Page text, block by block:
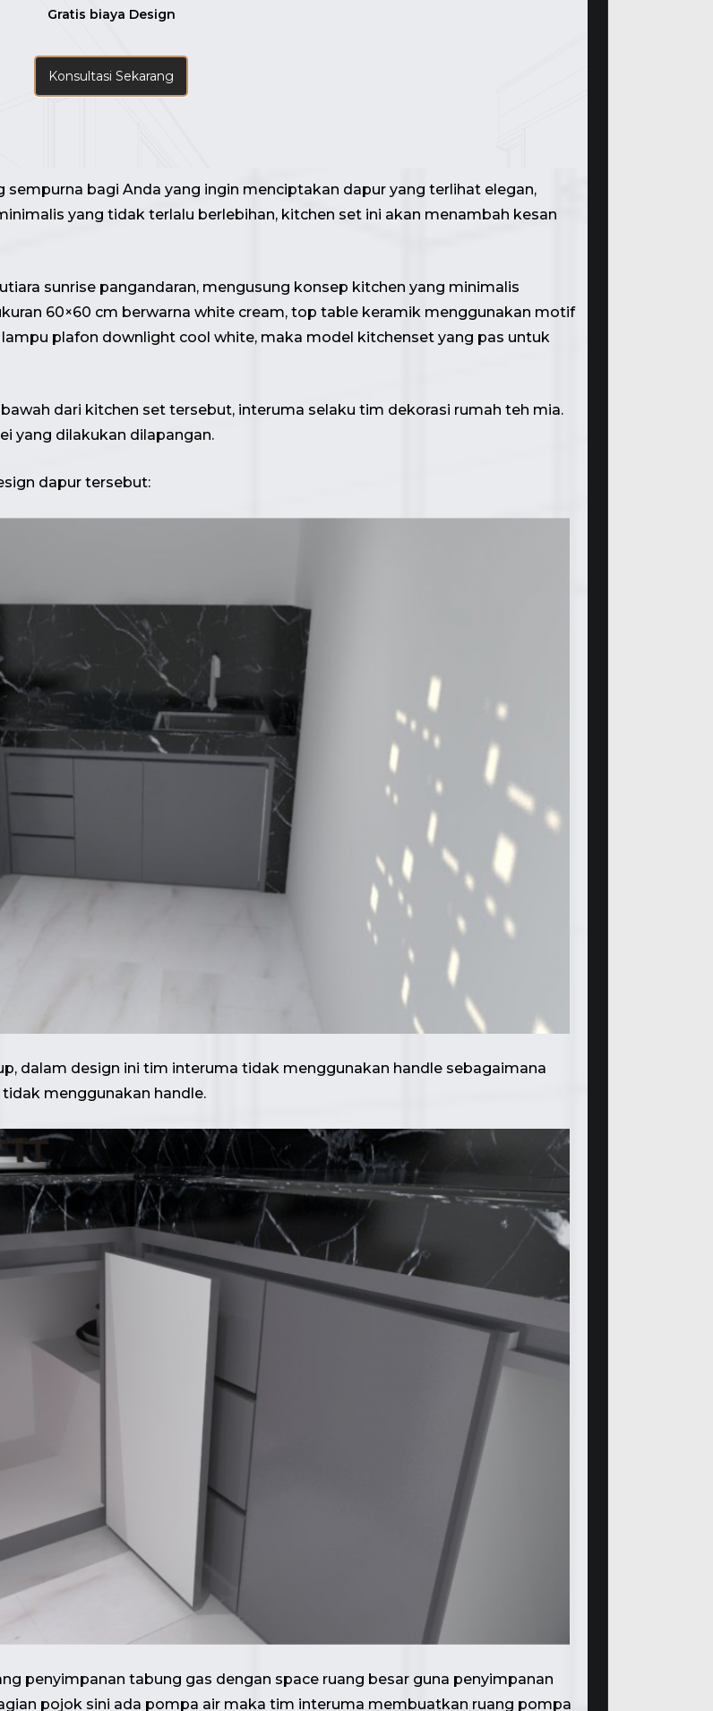
Gratis biaya Design
Konsultasi Sekarang
bagi Anda yang ingin menciptakan dapur yang terlihat elegan,
yang tidak terlalu berlebihan, kitchen set ini akan menambah kesan
sunrise pangandaran, mengusung konsep kitchen yang minimalis
60×60 cm berwarna white cream, top table keramik menggunakan motif
plafon downlight cool white, maka model kitchenset yang pas untuk
dari kitchen set tersebut, interuma selaku tim dekorasi rumah teh mia.
yang dilakukan dilapangan.
dapur tersebut:
dalam design ini tim interuma tidak menggunakan handle sebagaimana
menggunakan handle.
penyimpanan tabung gas dengan space ruang besar guna penyimpanan
pojok sini ada pompa air maka tim interuma membuatkan ruang pompa